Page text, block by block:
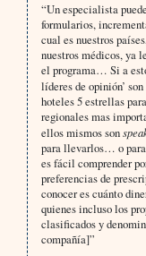
“Un especialista
formularios,
cual es nuestros
nuestros médicos, ya
el programa… Si a
líderes de opinión’
hoteles 5 estrellas
regionales mas
ellos mismos son
para llevarlos… o para
es fácil comprender
preferencias de
conocer es cuánto
quienes incluso los
clasificados y
compañía]”